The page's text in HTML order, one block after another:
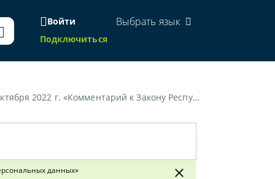
Войти
Подключиться
Выбрать язык
209-З "Об изменении законов по вопросам обработки персональных данных"»
данных»